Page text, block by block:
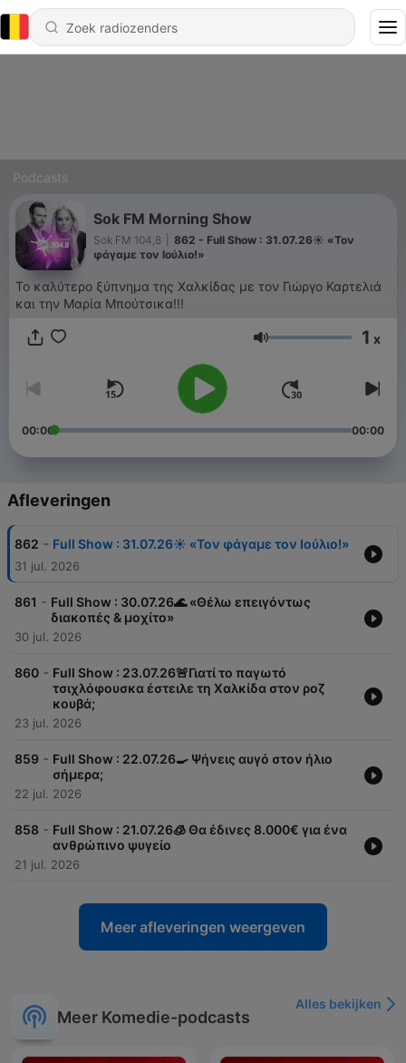
Podcasts
Sok FM Morning Show
Sok FM 104,8
862 - Full Show : 31.07.26☀️ «Τον
φάγαμε τον Ιούλιο!»
Το καλύτερο ξύπνημα της Χαλκίδας με τον Γιώργο Καρτελιά
και την Μαρία Μπούτσικα!!!
Volume 1 x
00:00 00:00
Afleveringen
862 - Full Show : 31.07.26☀️ «Τον φάγαμε τον Ιούλιο!»
31 jul. 2026
861 - Full Show : 30.07.26🌊 «Θέλω επειγόντως
διακοπές & μοχίτο»
30 jul. 2026
860 - Full Show : 23.07.26🚨Γιατί το παγωτό
τσιχλόφουσκα έστειλε τη Χαλκίδα στον ροζ
κουβά;
23 jul. 2026
859 - Full Show : 22.07.26🍳 Ψήνεις αυγό στον ήλιο
σήμερα;
22 jul. 2026
858 - Full Show : 21.07.26🧊 Θα έδινες 8.000€ για ένα
ανθρώπινο ψυγείο
21 jul. 2026
Meer afleveringen weergeven
Meer Komedie-podcasts
Alles bekijken